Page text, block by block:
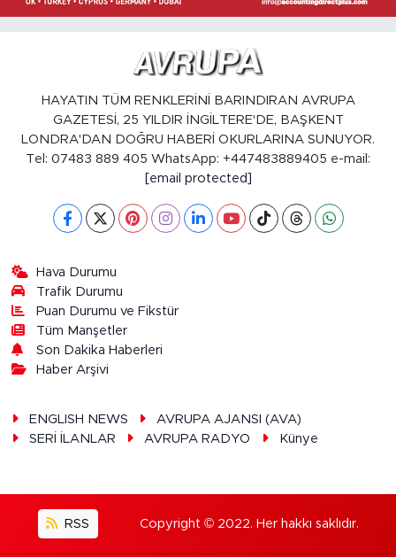
HAYATIN TÜM RENKLERİNİ BARINDIRAN AVRUPA
GAZETESİ, 25 YILDIR İNGİLTERE'DE, BAŞKENT
LONDRA'DAN DOĞRU HABERİ OKURLARINA SUNUYOR.
Tel: 07483 889 405 WhatsApp: +447483889405 e-mail:
[email protected]
Hava Durumu
Trafik Durumu
Puan Durumu ve Fikstür
Tüm Manşetler
Son Dakika Haberleri
Haber Arşivi
ENGLISH NEWS
AVRUPA AJANSI (AVA)
SERİ İLANLAR
AVRUPA RADYO Künye
RSS Copyright © 2022. Her hakkı saklıdır.